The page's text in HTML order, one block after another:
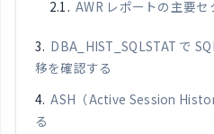
AWR レポートの主要セ
DBA_HIST_SQLSTAT で
移を確認する
ASH（Active Session
る